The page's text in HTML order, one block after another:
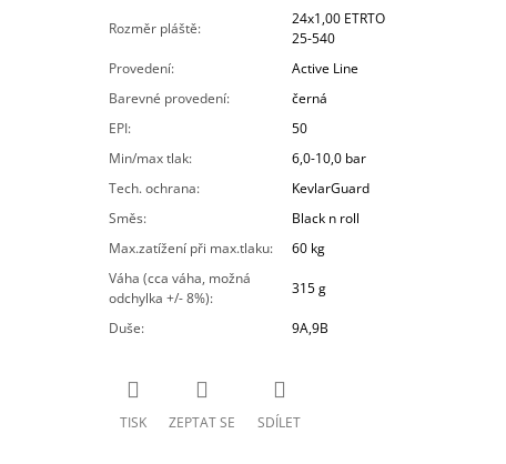
Rozměr pláště:
24x1,00 ETRTO
25-540
Provedení:
Active Line
Barevné provedení:
černá
EPI:
50
Min/max tlak:
6,0-10,0 bar
Tech. ochrana:
KevlarGuard
Směs:
Black n roll
Max.zatížení při max.tlaku:
60 kg
Váha (cca váha, možná
odchylka +/- 8%):
315 g
Duše: 9A,9B
TISK ZEPTAT SE SDÍLET